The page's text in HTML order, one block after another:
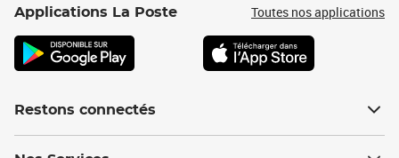
Applications La Poste Toutes nos applications
Restons connectés